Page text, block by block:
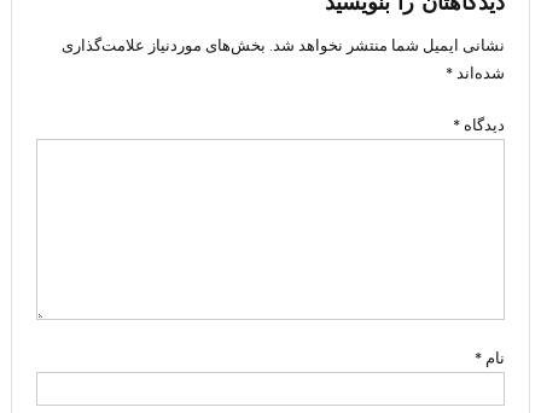
نشانی ایمیل شما منتشر نخواهد شد. بخش‌های موردنیاز علامت‌گذاری
شده‌اند*
دیدگاه *
نام*